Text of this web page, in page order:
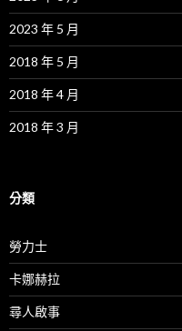
2023 年 5 月
2018 年 5 月
2018 年 4 月
2018 年 3 月
分類
勞力士
卡娜赫拉
尋人啟事